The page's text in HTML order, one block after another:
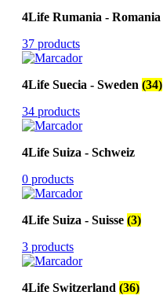
4Life Rumania - Romania
37 products
4Life Suecia - Sweden (34)
34 products
4Life Suiza - Schweiz
0 products
4Life Suiza - Suisse (3)
3 products
4Life Switzerland (36)